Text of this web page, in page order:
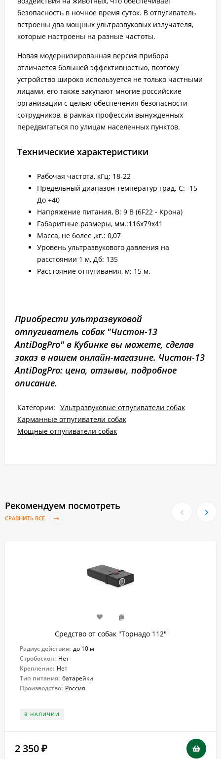
безопасность в ночное время суток. В отпугиватель
встроены два мощных ультразвуковых излучателя,
которые настроены на разные частоты.
Новая модернизированная версия прибора
отличается большей эффективностью, поэтому
устройство широко используется не только частными
лицами, его также закупают многие российские
организации с целью обеспечения безопасности
сотрудников, в рамках профессии вынужденных
передвигаться по улицам населенных пунктов.
Технические характеристики
Рабочая частота, кГц: 18-22
Предельный диапазон температур град. С: -15
До +40
Напряжение питания, В: 9 В (6F22 - Крона)
Габаритные размеры, мм.:116х79х41
Масса, не более ,кг.: 0,07
Уровень ультразвукового давления на
расстоянии 1 м, Дб: 135
Расстояние отпугивания, м: 15 м.
Приобрести ультразвуковой
отпугиватель собак "Чистон-13
AntiDogPro" в Кубинке вы можете, сделав
заказ в нашем онлайн-магазине. Чистон-13
AntiDogPro: цена, отзывы, подробное
описание.
Категории: Ультразвуковые отпугиватели собак
Карманные отпугиватели собак
Мощные отпугиватели собак
Рекомендуем посмотреть
СРАВНИТЬ ВСЕ
Средство от собак "Торнадо 112"
Радиус действия: до 10 м
Стробоскоп: Нет
Крепление: Нет
Тип питания: батарейки
Производство: Россия
В НАЛИЧИИ
2 350 ₽